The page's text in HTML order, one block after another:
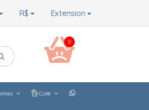
Extension
R$
0
Cute